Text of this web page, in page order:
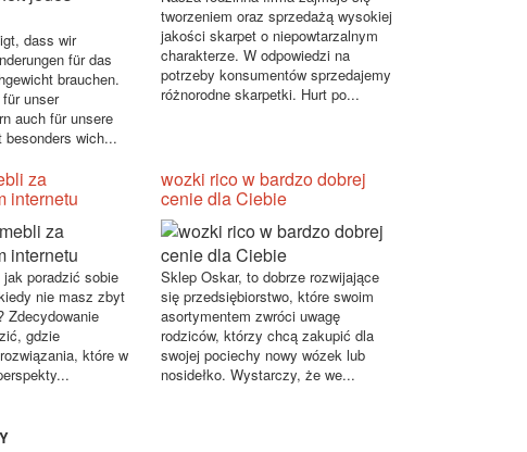
dass wir
für das
brauchen.
unser
auch für unsere
besonders wich...
tworzeniem oraz sprzedażą wysokiej
jakości skarpet o niepowtarzalnym
charakterze. W odpowiedzi na
potrzeby konsumentów sprzedajemy
różnorodne skarpetki. Hurt po...
za
internetu
poradzić sobie
nie masz zbyt
Zdecydowanie
gdzie
które w
wozki rico w bardzo dobrej
cenie dla Ciebie
Sklep Oskar, to dobrze rozwijające
się przedsiębiorstwo, które swoim
asortymentem zwróci uwagę
rodziców, którzy chcą zakupić dla
swojej pociechy nowy wózek lub
nosidełko. Wystarczy, że we...